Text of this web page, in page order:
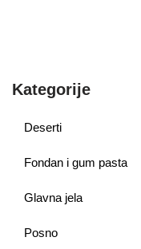
Kategorije
Deserti
Fondan i gum pasta
Glavna jela
Posno